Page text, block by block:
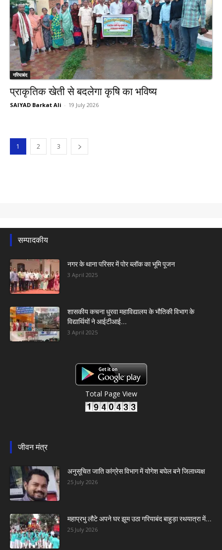
गरियाबंद
प्राकृतिक खेती से बदलेगा कृषि का भविष्य
SAIYAD Barkat Ali - 19 July 2026
1 2 3
सम्पादकीय
नगर के थाना परिसर में पोर ब्लॉक का भूमि पूजन
3 April 2025
शासकीय कचना धुरवा महाविद्यालय के भौतिकी विभाग के
विद्यार्थियों ने आईटीआई...
3 April 2025
Total Page View
जीवन मंत्र
अनुसूचित जाति कांग्रेस विभाग में योगेश बघेल बने जिलाध्यक्ष
25 July 2026
महाप्रभु लौटे अपने घर झूम उठा गरियाबंद बाहुड़ा रथयात्रा में...
25 July 2026